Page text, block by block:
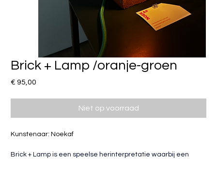
Brick + Lamp /oranje-groen
€ 95,00
Niet op voorraad
Kunstenaar: Noekaf
Brick + Lamp is een speelse herinterpretatie waarbij een